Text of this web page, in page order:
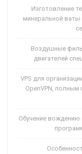
Изготовление
минеральной ваты
Воздушные
двигателей
VPS для
OpenVPN,
Обучение вождению